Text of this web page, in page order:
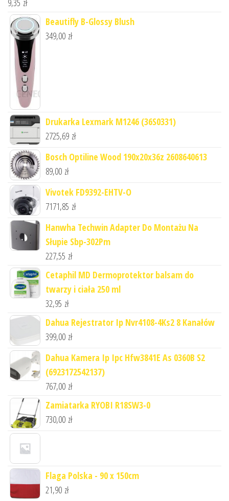
Beautifly B-Glossy Blush
349,00 zł
Drukarka Lexmark M1246 (36S0331)
2725,69 zł
Bosch Optiline Wood 190x20x36z 2608640613
89,00 zł
Vivotek FD9392-EHTV-O
7171,85 zł
Hanwha Techwin Adapter Do Montażu Na
Słupie Sbp-302Pm
227,55 zł
Cetaphil MD Dermoprotektor balsam do
twarzy i ciała 250 ml
32,95 zł
Dahua Rejestrator Ip Nvr4108-4Ks2 8 Kanałów
399,00 zł
Dahua Kamera Ip Ipc Hfw3841E As 0360B S2
(6923172542137)
767,00 zł
Zamiatarka RYOBI R18SW3-0
730,00 zł
Flaga Polska - 90 x 150cm
21,90 zł